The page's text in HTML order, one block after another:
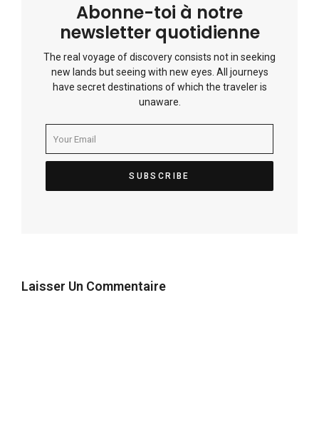
Abonne-toi à notre
newsletter quotidienne
The real voyage of discovery consists not in seeking
new lands but seeing with new eyes. All journeys
have secret destinations of which the traveler is
unaware.
Laisser Un Commentaire